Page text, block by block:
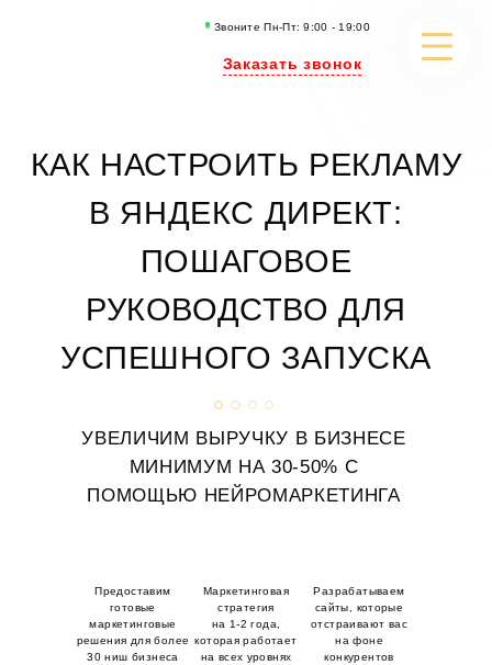
Звоните Пн-Пт: 9:00 - 19:00
Заказать звонок
РАЗРАБОТКА САЙТОВ
SEO-ПРОДВИЖЕНИЕ
ИСКУССТВЕННЫЙ ИНТЕЛЛЕКТ
КОНТЕНТ МАРКЕТИНГ
КЕЙСЫ И СТАТЬИ
УЗНАТЬ БОЛЬШЕ
КАК НАСТРОИТЬ РЕКЛАМУ
В ЯНДЕКС ДИРЕКТ:
ПОШАГОВОЕ
РУКОВОДСТВО ДЛЯ
УСПЕШНОГО ЗАПУСКА
УВЕЛИЧИМ ВЫРУЧКУ В БИЗНЕСЕ
МИНИМУМ НА 30-50% С
ПОМОЩЬЮ НЕЙРОМАРКЕТИНГА
Предоставим
готовые
маркетинговые
решения для более
30 ниш бизнеса
Маркетинговая
стратегия
на 1-2 года,
которая работает
на всех уровнях
Разрабатываем
сайты, которые
отстраивают вас
на фоне
конкурентов